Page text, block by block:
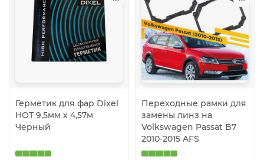
Герметик для фар Dixel
HOT 9,5мм х 4,57м
Черный
Переходные рамки для
замены линз на
Volkswagen Passat B7
2010-2015 AFS